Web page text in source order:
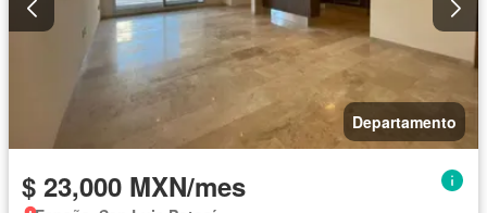
Departamento
$ 23,000 MXN/mes